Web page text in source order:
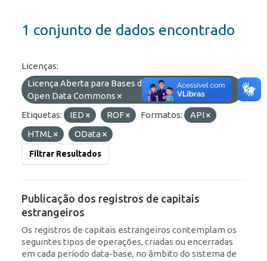
1 conjunto de dados encontrado
Licenças:
Licença Aberta para Bases de Dados (ODbL) do
Open Data Commons
Etiquetas:
IED ROF Formatos:
API
HTML
OData
Filtrar Resultados
Publicação dos registros de capitais
estrangeiros
Os registros de capitais estrangeiros contemplam os
seguintes tipos de operações, criadas ou encerradas
em cada período data-base, no âmbito do sistema de